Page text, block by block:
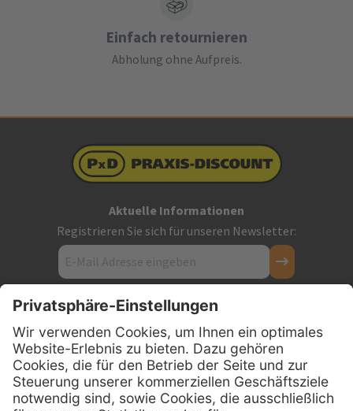
Einfach retournieren
Abholung ohne Aufpreis.
Aktuelle Informationen
Registrieren Sie sich für unseren Newsletter:
Kontakt
Firmensitz
PxD Praxis-Discount GmbH
Hans-Wunderlich-Straße 7
D-49078 Osnabrück